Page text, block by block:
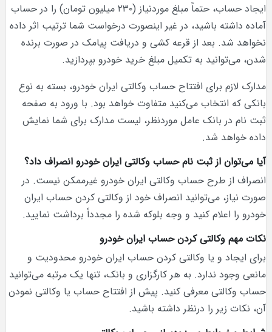
ایجاد حساب، حتماً مبلغ موردنیاز (۲۳۰ میلیون تومان) را در حساب
آماده داشته باشید، در غیر اینصورت درخواست شما ترتیب اثر داده
نخواهد شد. بعد از قرعه کشی و دریافت پیامک در صورت برنده
شدن، می‌توانید به تکمیل مبلغ خرید خودرو بپردازید.
مدارک لازم برای افتتاح حساب وکالتی ایران خودرو، بسته به نوع
بانکی که انتخاب می‌کنید متفاوت خواهد بود. با ورود به صفحه
ثبت نام در بانک عامل موردنظر، لیست مدارک برای شما نمایش
داده خواهد شد.
آیا می‌توان از ثبت نام حساب وکالتی ایران خودرو انصراف داد؟
انصراف از طرح حساب وکالتی ایران خودرو غیرممکن نیست. در
صورت نیاز، می‌توانید انصراف خود از وکالتی کردن حساب ایران
خودرو را اعلام کنید و وجه بلوکه شده را مجدداً برداشت نمایید.
نکات مهم وکالتی کردن حساب ایران خودرو
برای ایجاد و یا وکالتی کردن حساب ایران خودرو محدودیت و
مانعی وجود ندارد. به هر کارگزاری و بانک، تنها یک مرتبه می‌توانید
حساب وکالتی معرفی کنید. پیش از افتتاح حساب یا وکالتی نمودن
آن، نکات زیر را درنظر داشته باشید.